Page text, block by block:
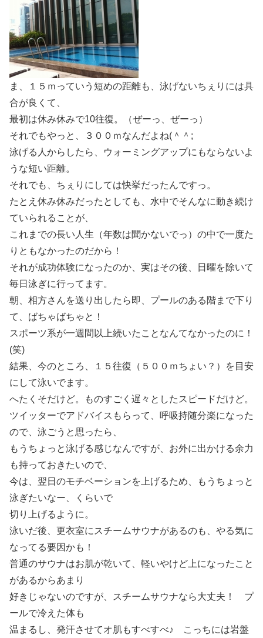
ま、１５ｍっていう短めの距離も、泳げないちぇりには具
合が良くて、
最初は休み休みで10往復。（ぜーっ、ぜーっ）
それでもやっと、３００ｍなんだよね(＾＾;
泳げる人からしたら、ウォーミングアップにもならないよ
うな短い距離。
それでも、ちぇりにしては快挙だったんですっ。
たとえ休み休みだったとしても、水中でそんなに動き続け
ていられることが、
これまでの長い人生（年数は聞かないでっ）の中で一度た
りともなかったのだから！
それが成功体験になったのか、実はその後、日曜を除いて
毎日泳ぎに行ってます。
朝、相方さんを送り出したら即、プールのある階まで下り
て、ばちゃばちゃと！
スポーツ系が一週間以上続いたことなんてなかったのに！
(笑)
結果、今のところ、１５往復（５００ｍちょい？）を目安
にして泳いでます。
へたくそだけど。ものすごく遅々としたスピードだけど。
ツイッターでアドバイスもらって、呼吸持随分楽になった
ので、泳ごうと思ったら、
もうちょっと泳げる感じなんですが、お外に出かける余力
も持っておきたいので、
今は、翌日のモチベーションを上げるため、もうちょっと
泳ぎたいなー、くらいで
切り上げるように。
泳いだ後、更衣室にスチームサウナがあるのも、やる気に
なってる要因かも！
普通のサウナはお肌が乾いて、軽いやけど上になったこと
があるからあまり
好きじゃないのですが、スチームサウナなら大丈夫！ プ
ールで冷えた体も
温まるし、発汗させてオ肌もすべすべ♪ こっちには岩盤